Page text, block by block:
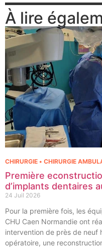
À lire
Première
d’implants dentaires
24 Juil 2026
CHIRURGIE • CHIRURGIE
Pour la première fois, les
CHU Caen Normandie ont
intervention de près de neuf
opératoire, une